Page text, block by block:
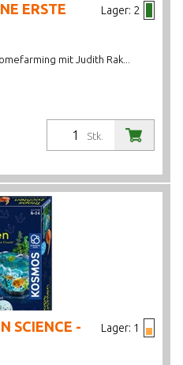
Lager: 2
ERSTE
mit Judith Rak...
Stk.
Lager: 1
SCIENCE -